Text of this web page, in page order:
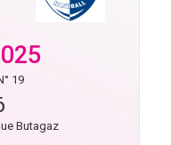
19
Butagaz